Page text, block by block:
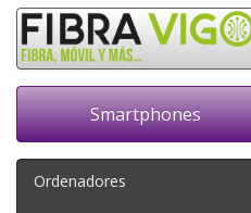
Smartphones
Ordenadores